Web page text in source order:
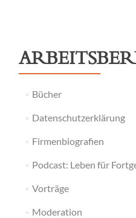
Bücher
Datenschutzerklärung
Firmenbiografien
Podcast: Leben für
Vorträge
Moderation